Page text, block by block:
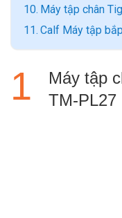
Máy tập chân
Calf Máy tập
Máy tập
TM-PL27